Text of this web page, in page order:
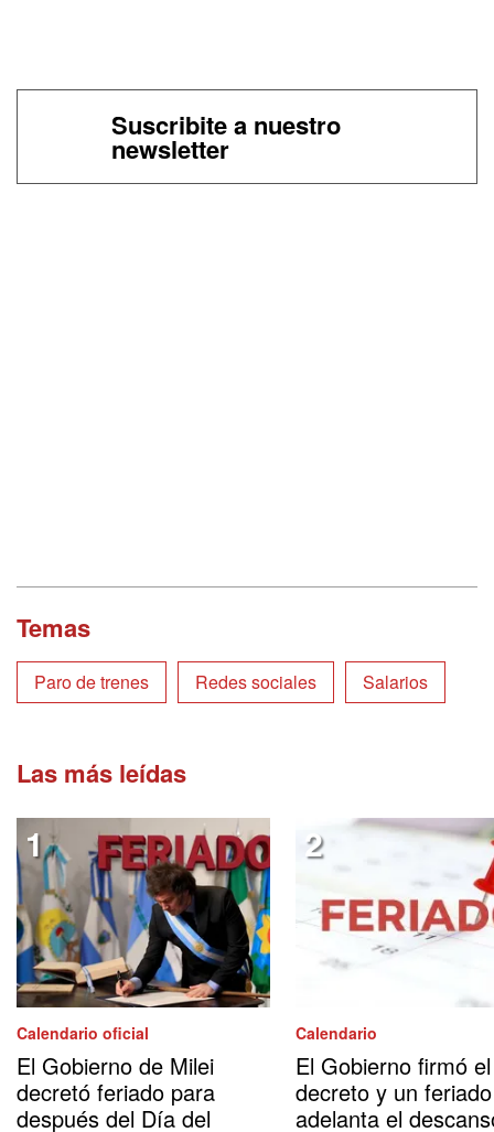
Suscribite a nuestro
newsletter
Temas
Paro de trenes Redes sociales Salarios
Las más leídas
Calendario oficial
El Gobierno de Milei
decretó feriado para
después del Día del
Calendario
El Gobierno firmó el
decreto y un feriado
adelanta el